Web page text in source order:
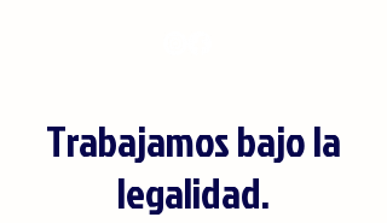
Trabajamos bajo la
legalidad.